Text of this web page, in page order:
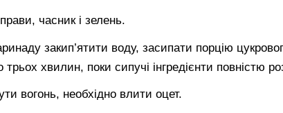
часник і зелень.
закип’ятити воду, засипати порцію цукрового
трьох хвилин, поки сипучі інгредієнти повністю
вогонь, необхідно влити оцет.